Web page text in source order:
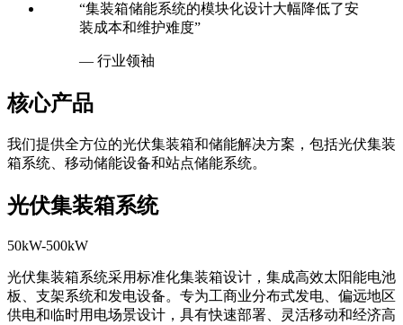
“集装箱储能系统的模块化设计大幅降低了安
装成本和维护难度”
— 行业领袖
核心产品
我们提供全方位的光伏集装箱和储能解决方案，包括光伏集装
箱系统、移动储能设备和站点储能系统。
光伏集装箱系统
50kW-500kW
光伏集装箱系统采用标准化集装箱设计，集成高效太阳能电池
板、支架系统和发电设备。专为工商业分布式发电、偏远地区
供电和临时用电场景设计，具有快速部署、灵活移动和经济高